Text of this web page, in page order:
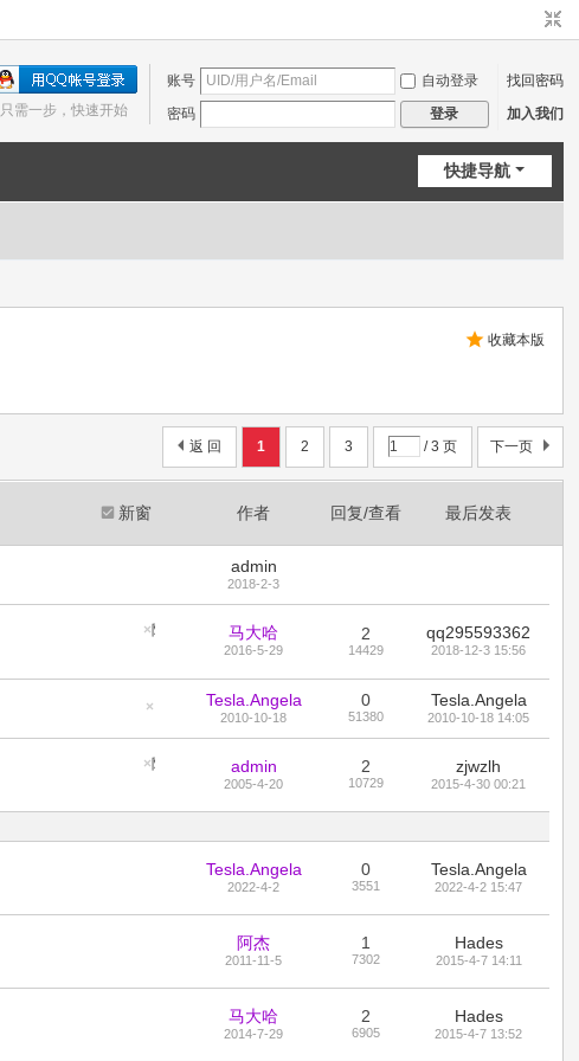
账号 自动登录
找回密码
密码
登录 加入我们
只需一步，快速开始
快捷导航
收藏本版
1 2 3 / 3 页 下一页
返 回
新窗 作者 回复/查看 最后发表
admin
2018-2-3
隐藏置顶帖 马大哈
2016-5-29
2
14429
qq295593362
2018-12-3 15:56
藏
顶
Tesla.Angela
2010-10-18
0
51380
Tesla.Angela
2010-10-18 14:05
隐藏置顶帖 admin
2005-4-20
2
10729
zjwzlh
2015-4-30 00:21
Tesla.Angela
2022-4-2
0
3551
Tesla.Angela
2022-4-2 15:47
阿杰
2011-11-5
1
7302
Hades
2015-4-7 14:11
马大哈
2014-7-29
2
6905
Hades
2015-4-7 13:52